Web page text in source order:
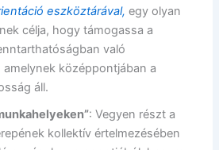
eszköztárával, egy olyan
célja, hogy támogassa a
való
amelynek középpontjában a
áll.
: Vegyen részt a
kollektív értelmezésében